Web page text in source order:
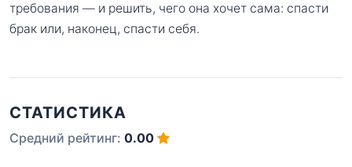
требования — и решить, чего она хочет сама: спасти
брак или, наконец, спасти себя.
СТАТИСТИКА
Средний рейтинг: 0.00